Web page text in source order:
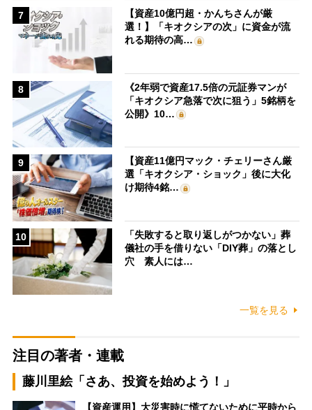
7
【資産10億円超・かんちさんが厳
選！】「キオクシアの次」に資金が流
れる期待の高…
8
《2年弱で資産17.5倍の元証券マンが
「キオクシア急落で次に狙う」5銘柄を
公開》10…
9
【資産11億円マック・チェリーさん厳
選「キオクシア・ショック」後に大化
け期待4銘…
10
「失敗すると取り返しがつかない」葬
儀社の手を借りない「DIY葬」の落とし
穴 素人には…
一覧を見る
注目の著者・連載
藤川里絵「さあ、投資を始めよう！」
【資産運用】大災害時に慌てないために平時から